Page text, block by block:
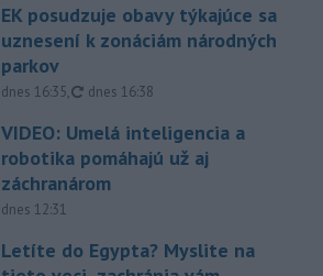
EK posudzuje obavy týkajúce sa
uznesení k zonáciám národných
parkov
dnes 16:35, aktualizované
dnes 16:38
VIDEO: Umelá inteligencia a
robotika pomáhajú už aj
záchranárom
dnes 12:31
Letíte do Egypta? Myslite na